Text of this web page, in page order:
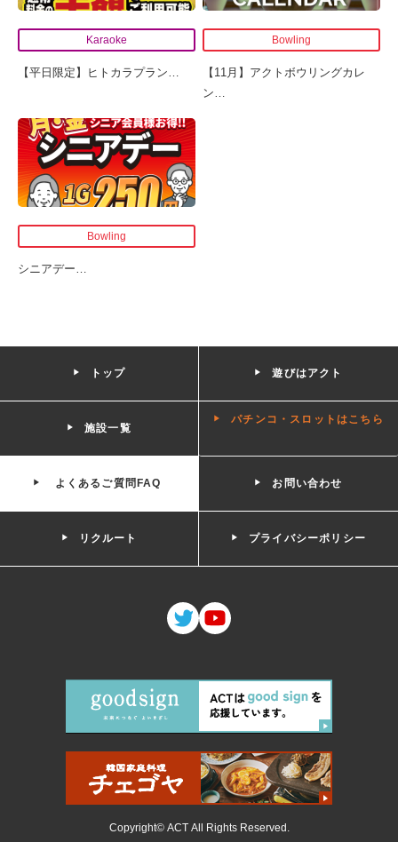
Karaoke
【平日限定】ヒトカラプラン…
Bowling
【11月】アクトボウリングカレ
ン…
Bowling
シニアデー
トップ 遊びはアクト
施設一覧
パチンコ・スロットはこちら
よくあるご質問FAQ お問い合わせ
リクルート プライバシーポリシー
Copyright© ACT All Rights Reserved.